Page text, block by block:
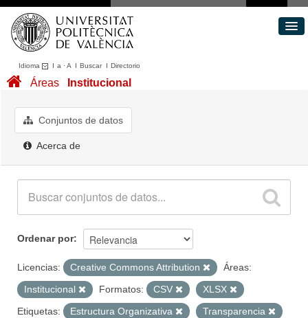
Idioma I a ·A I BuscarI Directorio
Conjuntos de datos
Acerca de
Áreas Institucional
Conjuntos de datos
Acerca de
Ordenar por
Licencias: Creative Commons Attribution
Áreas:
Institucional
Formatos: CSV
XLSX
Etiquetas:
Estructura Organizativa
Transparencia